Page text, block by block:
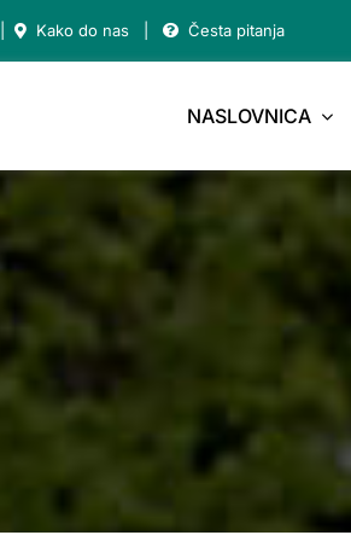
Kako do nas| Česta pitanja
NASLOVNICA